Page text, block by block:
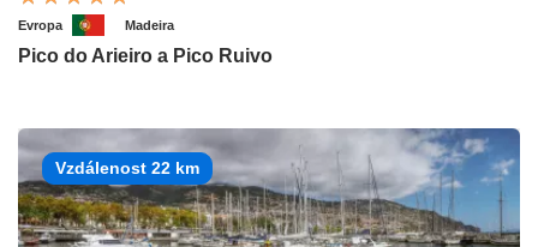
Evropa Madeira
Pico do Arieiro a Pico Ruivo
Vzdálenost 22 km